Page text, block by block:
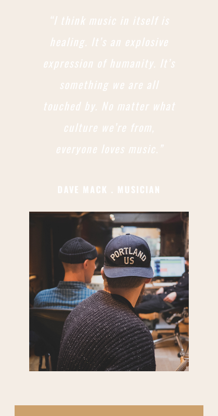
“I think music in itself is
healing. It’s an explosive
expression of humanity. It’s
something we are all
touched by. No matter what
culture we’re from,
everyone loves music.”
DAVE MACK . MUSICIAN